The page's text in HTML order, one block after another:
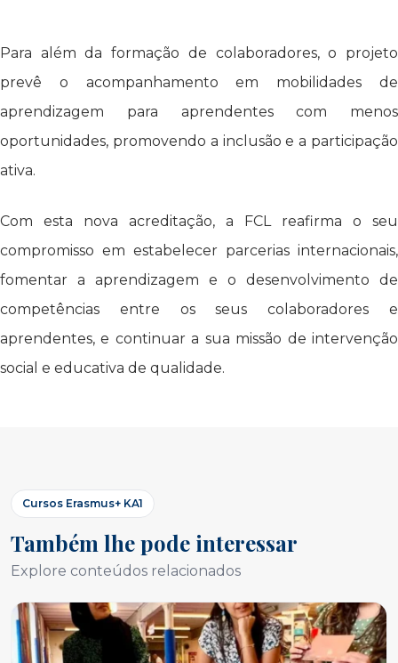
Para além da formação de colaboradores, o projeto
prevê o acompanhamento em mobilidades de
aprendizagem para aprendentes com menos
oportunidades, promovendo a inclusão e a participação
ativa.
Com esta nova acreditação, a FCL reafirma o seu
compromisso em estabelecer parcerias internacionais,
fomentar a aprendizagem e o desenvolvimento de
competências entre os seus colaboradores e
aprendentes, e continuar a sua missão de intervenção
social e educativa de qualidade.
Cursos Erasmus+ KA1
Também lhe pode interessar
Explore conteúdos relacionados